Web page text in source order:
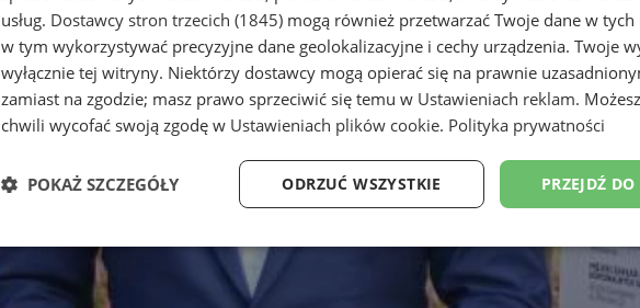
usług. Dostawcy stron trzecich (1845) mogą również przetwarzać Twoje dane w tych
w tym wykorzystywać precyzyjne dane geolokalizacyjne i cechy urządzenia. Twoje
wyłącznie tej witryny. Niektórzy dostawcy mogą opierać się na prawnie
zamiast na zgodzie; masz prawo sprzeciwić się temu w Ustawieniach reklam.
chwili wycofać swoją zgodę w Ustawieniach plików cookie. Polityka prywatności
PRZEJDŹ
ODRZUĆ WSZYSTKIE
POKAŻ SZCZEGÓŁY
Niezbędne Wydajność Targetowanie Funkcjonalność